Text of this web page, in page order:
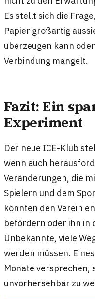
Es stellt sich die
Papier großartig
überzeugen kann
Verbindung mangelt.
Fazit: Ein
Experiment
Der neue ICE-Klub
wenn auch
Veränderungen, die
Spielern und dem
könnten den Verein
befördern oder ihn in
Unbekannte, viele
werden müssen.
Monate versprechen,
unvorhersehbar zu